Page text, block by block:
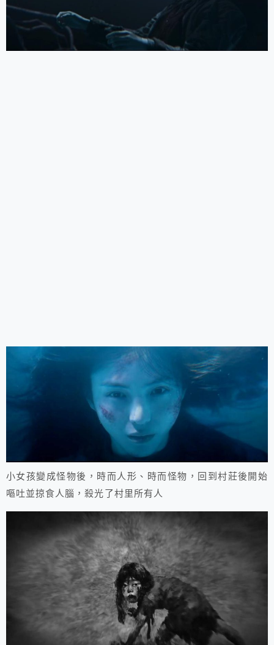
小女孩變成怪物後，時而人形、時而怪物，回到村莊後開始
嘔吐並掠食人腦，殺光了村里所有人